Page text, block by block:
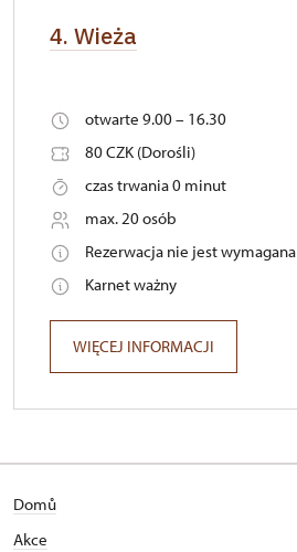
4. Wieża
otwarte 9.00 – 16.30
80 CZK (Dorośli)
czas trwania 0 minut
max. 20 osób
Rezerwacja nie jest wymagana
Karnet ważny
WIĘCEJ INFORMACJI
Domů
Akce